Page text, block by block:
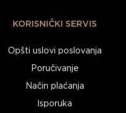
KORISNIČKI SERVIS
Opšti uslovi poslovanja
Poručivanje
Način plaćanja
Isporuka